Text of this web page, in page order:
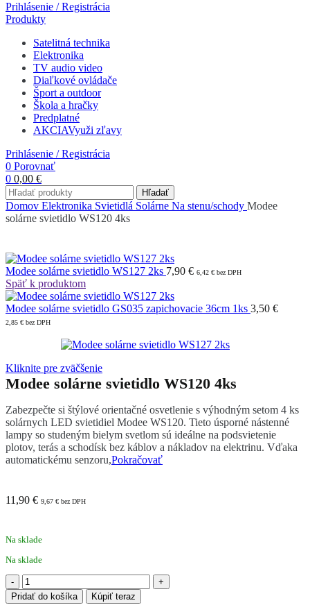
Prihlásenie / Registrácia
Produkty
Satelitná technika
Elektronika
TV audio video
Diaľkové ovládače
Šport a outdoor
Škola a hračky
Predplatné
AKCIAVyuži zľavy
Prihlásenie / Registrácia
0 Porovnať
0 0,00 €
Hľadať
Domov Elektronika Svietidlá Solárne Na stenu/schody Modee
solárne svietidlo WS120 4ks
Modee solárne svietidlo WS127 2ks 7,90 € 6,42 € bez DPH
Späť k produktom
Modee solárne svietidlo GS035 zapichovacie 36cm 1ks 3,50 €
2,85 € bez DPH
Kliknite pre zväčšenie
Modee solárne svietidlo WS120 4ks
Zabezpečte si štýlové orientačné osvetlenie s výhodným setom 4 ks
solárnych LED svietidiel Modee WS120. Tieto úsporné nástenné
lampy so studeným bielym svetlom sú ideálne na podsvietenie
plotov, terás a schodísk bez káblov a nákladov na elektrinu. Vďaka
automatickému senzoru,Pokračovať
11,90 € 9,67 € bez DPH
Na sklade
Na sklade
množstvo
Modee
solárne
Pridať do košíka Kúpiť teraz